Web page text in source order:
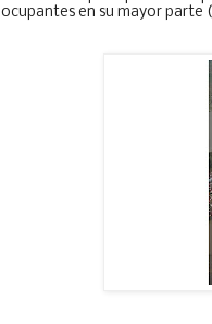
ocupantes en su mayor parte